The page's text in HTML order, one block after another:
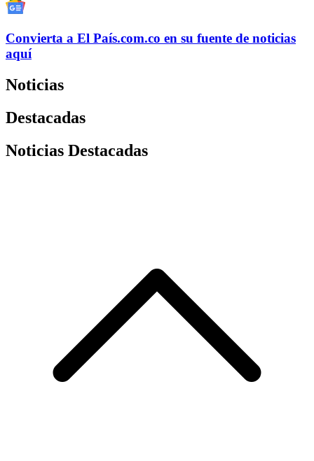
Convierta a El País.com.co en su fuente de noticias
aquí
Noticias
Destacadas
Noticias Destacadas